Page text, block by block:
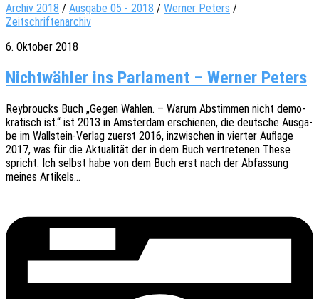
Archiv 2018 / Ausgabe 05 - 2018 / Werner Peters /
Zeitschriftenarchiv
6. Oktober 2018
Nichtwähler ins Parlament – Werner Peters
Reyb­roucks Buch „Gegen Wahlen. – Warum Abstim­men nicht demo­
kra­tisch ist.“ ist 2013 in Amster­dam erschie­nen, die deut­sche Ausga­
be im Wall­stein-Verlag zuerst 2016, inzwi­schen in vier­ter Aufla­ge
2017, was für die Aktua­li­tät der in dem Buch vertre­te­nen These
spricht. Ich selbst habe von dem Buch erst nach der Abfas­sung
meines Artikels…